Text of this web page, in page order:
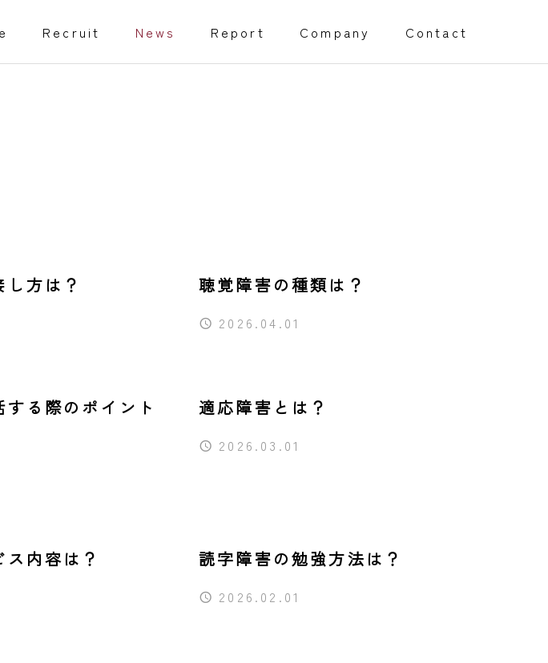
Recruit News Report Company Contact
師 障害福祉事業開所サポート
方は？ 聴覚障害の種類は？
2026.04.01
る際のポイント
適応障害とは？
2026.03.01
内容は？ 読字障害の勉強方法は？
2026.02.01